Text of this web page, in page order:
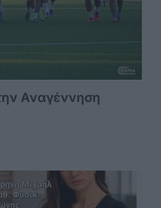
Αναγέννηση